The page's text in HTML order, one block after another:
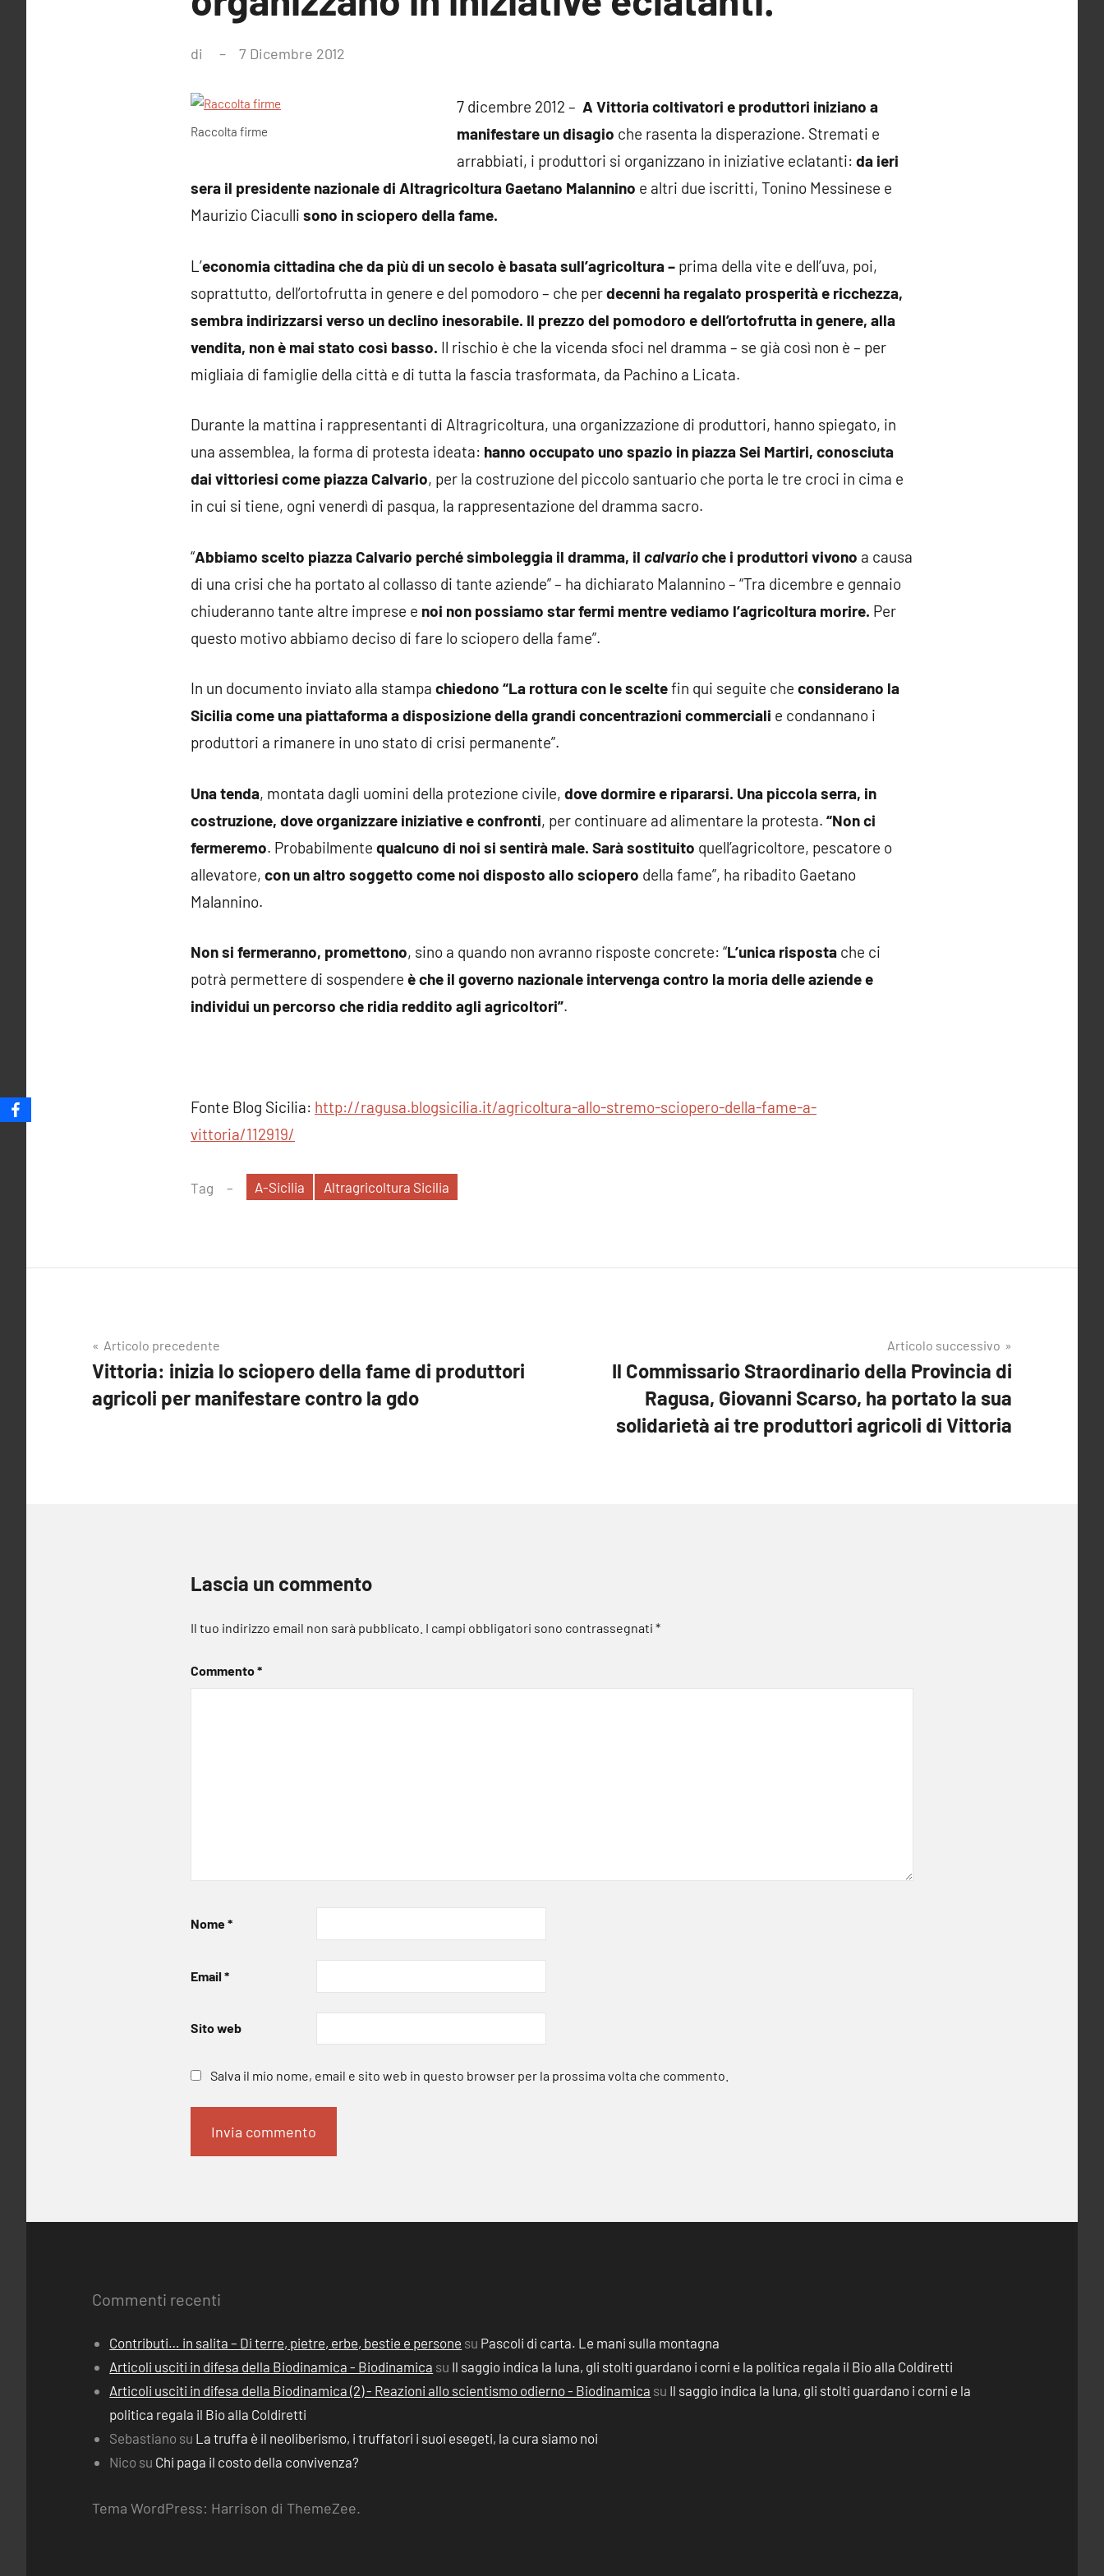
di 7 Dicembre 2012
Raccolta firme
7 dicembre 2012 – A Vittoria coltivatori e produttori iniziano a
manifestare un disagio che rasenta la disperazione. Stremati e
arrabbiati, i produttori si organizzano in iniziative eclatanti: da ieri
sera il presidente nazionale di Altragricoltura Gaetano Malannino e altri due iscritti, Tonino Messinese e
Maurizio Ciaculli sono in sciopero della fame.
L’economia cittadina che da più di un secolo è basata sull’agricoltura – prima della vite e dell’uva, poi,
soprattutto, dell’ortofrutta in genere e del pomodoro – che perdecenni ha regalato prosperità e ricchezza,
sembra indirizzarsi verso un declino inesorabile. Il prezzo del pomodoro e dell’ortofrutta in genere, alla
vendita, non è mai stato così basso. Il rischio è che la vicenda sfoci nel dramma – se già così non è – per
migliaia di famiglie della città e di tutta la fascia trasformata, da Pachino a Licata.
Durante la mattina i rappresentanti di Altragricoltura, una organizzazione di produttori, hanno spiegato, in
una assemblea, la forma di protesta ideata: hanno occupato uno spazio in piazza Sei Martiri, conosciuta
dai vittoriesi come piazza Calvario, per la costruzione del piccolo santuario che porta le tre croci in cima e
in cui si tiene, ogni venerdì di pasqua, la rappresentazione del dramma sacro.
“Abbiamo scelto piazza Calvario perché simboleggia il dramma, il calvarioche i produttori vivono a causa
di una crisi che ha portato al collasso di tante aziende” – ha dichiarato Malannino – “Tra dicembre e gennaio
chiuderanno tante altre imprese e noi non possiamo star fermi mentre vediamo l’agricoltura morire. Per
questo motivo abbiamo deciso di fare lo sciopero della fame”.
In un documento inviato alla stampa chiedono “La rottura con le sceltefin qui seguite che considerano la
Sicilia come una piattaforma a disposizione della grandi concentrazioni commerciali e condannano i
produttori a rimanere in uno stato di crisi permanente”.
Una tenda, montata dagli uomini della protezione civile, dove dormire e ripararsi. Una piccola serra, in
costruzione, dove organizzare iniziative e confronti, per continuare ad alimentare la protesta. “Non ci
fermeremo. Probabilmente qualcuno di noi si sentirà male. Sarà sostituito quell’agricoltore, pescatore o
allevatore, con un altro soggetto come noi disposto allo sciopero della fame”, ha ribadito Gaetano
Malannino.
Non si fermeranno, promettono, sino a quando non avranno risposte concrete: “L’unica risposta che ci
potrà permettere di sospendere è che il governo nazionale intervenga contro la moria delle aziende e
individui un percorso che ridia reddito agli agricoltori”.
Fonte Blog Sicilia: http://ragusa.blogsicilia.it/agricoltura-allo-stremo-sciopero-della-fame-a-
vittoria/112919/
Tag A-Sicilia Altragricoltura Sicilia
Navigazione
articoli
Articolo precedente
Vittoria: inizia lo sciopero della fame di produttori
agricoli per manifestare contro la gdo
Articolo successivo
Il Commissario Straordinario della Provincia di
Ragusa, Giovanni Scarso, ha portato la sua
solidarietà ai tre produttori agricoli di Vittoria
Lascia un commento
Il tuo indirizzo email non sarà pubblicato. I campi obbligatori sono contrassegnati *
Commento*
Nome*
Email *
Sito web
Salva il mio nome, email e sito web in questo browser per la prossima volta che commento.
Commenti recenti
Contributi… in salita – Di terre, pietre, erbe, bestie e persone su Pascoli di carta. Le mani sulla montagna
Articoli usciti in difesa della Biodinamica - Biodinamica su Il saggio indica la luna, gli stolti guardano i corni e la politica regala il Bio alla Coldiretti
Articoli usciti in difesa della Biodinamica (2) - Reazioni allo scientismo odierno - Biodinamica su Il saggio indica la luna, gli stolti guardano i corni e la
politica regala il Bio alla Coldiretti
Sebastiano su La truffa è il neoliberismo, i truffatori i suoi esegeti, la cura siamo noi
Nico su Chi paga il costo della convivenza?
Tema WordPress: Harrison di ThemeZee.